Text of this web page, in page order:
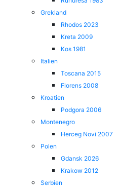
Grekland
Rhodos 2023
Kreta 2009
Kos 1981
Italien
Toscana 2015
Florens 2008
Kroatien
Podgora 2006
Montenegro
Herceg Novi 2007
Polen
Gdansk 2026
Krakow 2012
Serbien